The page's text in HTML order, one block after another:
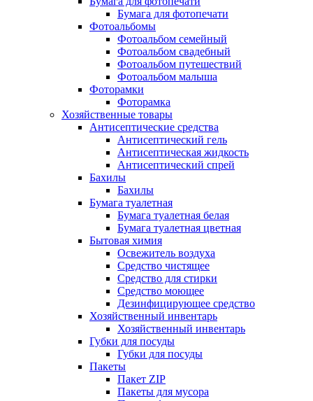
Бумага для фотопечати
Фотоальбомы
Фотоальбом семейный
Фотоальбом свадебный
Фотоальбом путешествий
Фотоальбом малыша
Фоторамки
Фоторамка
Хозяйственные товары
Антисептические средства
Антисептический гель
Антисептическая жидкость
Антисептический спрей
Бахилы
Бахилы
Бумага туалетная
Бумага туалетная белая
Бумага туалетная цветная
Бытовая химия
Освежитель воздуха
Средство чистящее
Средство для стирки
Средство моющее
Дезинфицирующее средство
Хозяйственный инвентарь
Хозяйственный инвентарь
Губки для посуды
Губки для посуды
Пакеты
Пакет ZIP
Пакеты для мусора